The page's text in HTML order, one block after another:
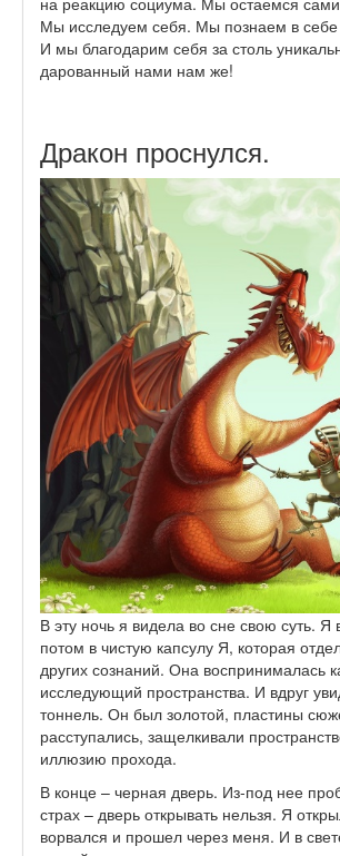
Мы исследуем себя. Мы познаем в себе
И мы благодарим себя за столь
дарованный нами нам же!
Дракон проснулся.
В эту ночь я видела во сне свою суть. Я
потом в чистую капсулу Я, которая
других сознаний. Она воспринималась
исследующий пространства. И вдруг
тоннель. Он был золотой, пластины
расступались, защелкивали
иллюзию прохода.
В конце – черная дверь. Из-под нее
страх – дверь открывать нельзя. Я
ворвался и прошел через меня. И в